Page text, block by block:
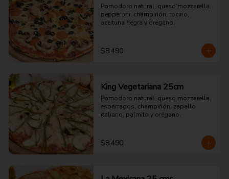
Pomodoro natural, queso mozzarella,
pepperoni, champiñón, tocino,
aceituna negra y orégano.
$8.490
King Vegetariana 25cm
Pomodoro natural, queso mozzarella,
espárragos, champiñón, zapallo
italiano, palmito y orégano.
$8.490